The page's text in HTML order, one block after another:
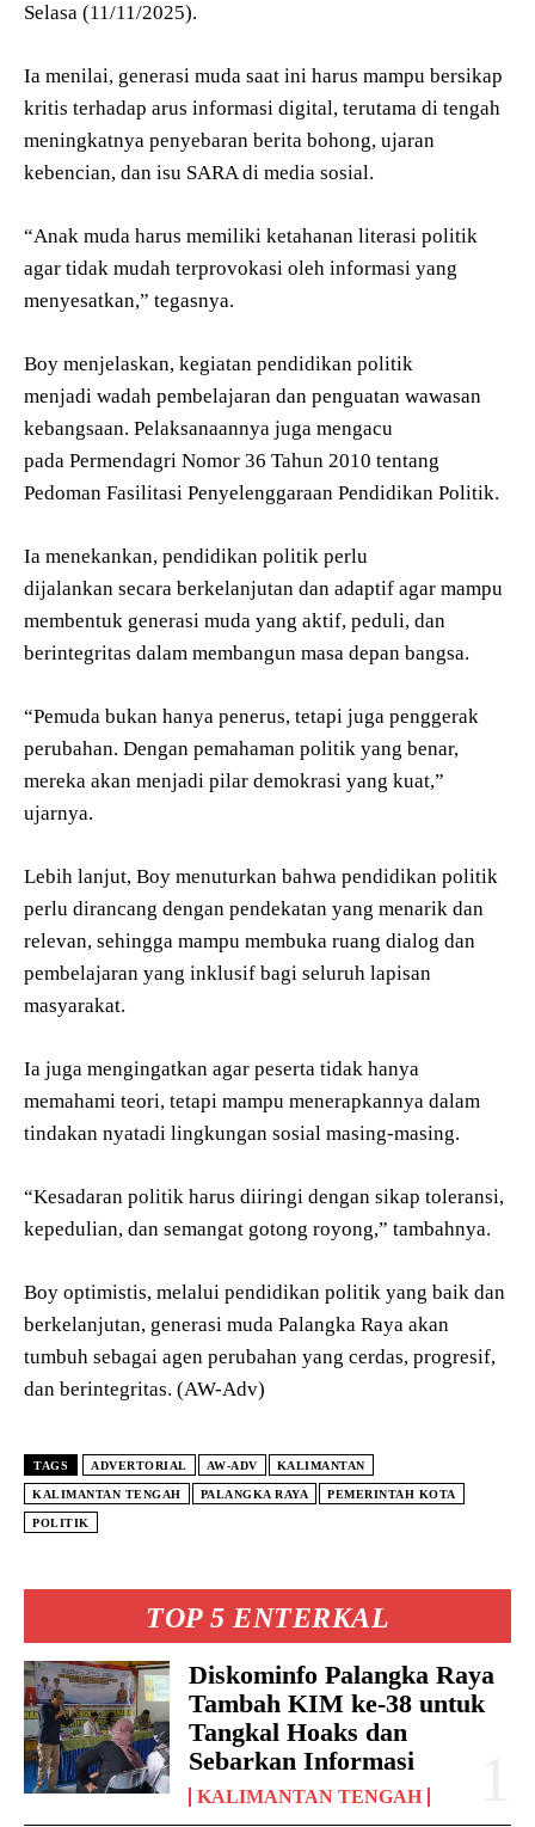
TOP 5 ENTERKAL
Diskominfo Palangka Raya
Tambah KIM ke-38 untuk
Tangkal Hoaks dan
Sebarkan Informasi
KALIMANTAN TENGAH
Selasa (11/11/2025).
Ia menilai, generasi muda saat ini harus mampu bersikap
kritis terhadap arus informasi digital, terutama di tengah
meningkatnya penyebaran berita bohong, ujaran
kebencian, dan isu SARA di media sosial.
“Anak muda harus memiliki ketahanan literasi politik
agar tidak mudah terprovokasi oleh informasi yang
menyesatkan,” tegasnya.
Boy menjelaskan, kegiatan pendidikan politik
menjadi wadah pembelajaran dan penguatan wawasan
kebangsaan. Pelaksanaannya juga mengacu
pada Permendagri Nomor 36 Tahun 2010 tentang
Pedoman Fasilitasi Penyelenggaraan Pendidikan Politik.
Ia menekankan, pendidikan politik perlu
dijalankan secara berkelanjutan dan adaptif agar mampu
membentuk generasi muda yang aktif, peduli, dan
berintegritas dalam membangun masa depan bangsa.
“Pemuda bukan hanya penerus, tetapi juga penggerak
perubahan. Dengan pemahaman politik yang benar,
mereka akan menjadi pilar demokrasi yang kuat,”
ujarnya.
Lebih lanjut, Boy menuturkan bahwa pendidikan politik
perlu dirancang dengan pendekatan yang menarik dan
relevan, sehingga mampu membuka ruang dialog dan
pembelajaran yang inklusif bagi seluruh lapisan
masyarakat.
Ia juga mengingatkan agar peserta tidak hanya
memahami teori, tetapi mampu menerapkannya dalam
tindakan nyatadi lingkungan sosial masing-masing.
“Kesadaran politik harus diiringi dengan sikap toleransi,
kepedulian, dan semangat gotong royong,” tambahnya.
Boy optimistis, melalui pendidikan politik yang baik dan
berkelanjutan, generasi muda Palangka Raya akan
tumbuh sebagai agen perubahan yang cerdas, progresif,
dan berintegritas. (AW-Adv)
TAGS ADVERTORIAL AW-ADV KALIMANTAN
KALIMANTAN TENGAH PALANGKA RAYA PEMERINTAH KOTA
POLITIK